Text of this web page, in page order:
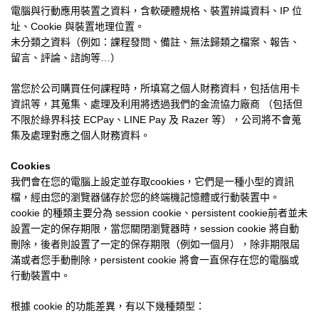
電腦與行動應用裝置之資料，含軟硬體規格、裝置辨識資料、 IP 位
址、 Cookie 與裝置地理位置。
未分類之資料（例如：課程發問、備註、無法歸類之檔案、報告、
留言、評論、諮詢等
）
當您於公司購買任何課程時，所填寫之個人財務資料，包括信用卡
資訊等，其蒐集、處理及利用將透過我們的金流協力廠商
（包括但
不限於綠界科技 ECPay 、 LINE Pay 及 Razer 等），公司將不會蒐
集及處理對應之個人財務資料。
Cookies
我們會在您的電腦上設定並存取cookies ，它們是一種小型的資訊
檔，經由您的瀏覽器儲存於您的終端機記憶體或行動裝置中。
cookie 的種類主要分為 session cookie 、 persistent cookie前者並未
設置一定的保存期限，當您關閉瀏覽器時， session cookie 將自動
刪除，後者則設置了一定的保存期限（例如一個月），除非期限屆
滿或者您手動刪除， persistent cookie 將會一直保存在您的電腦或
行動裝置中。
根據 cookie 的功能差異，有以下幾種類型：